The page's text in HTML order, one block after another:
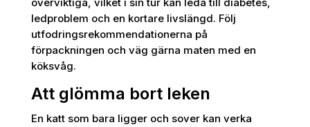
överviktiga, vilket i sin tur kan leda till diabetes,
ledproblem och en kortare livslängd. Följ
utfodringsrekommendationerna på
förpackningen och väg gärna maten med en
köksvåg.
Att glömma bort leken
En katt som bara ligger och sover kan verka